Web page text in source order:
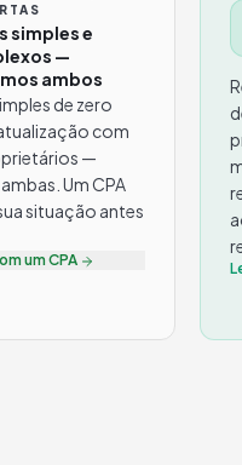
simples e
—
ambos
de zero
com
—
Um CPA
situação antes
um CPA